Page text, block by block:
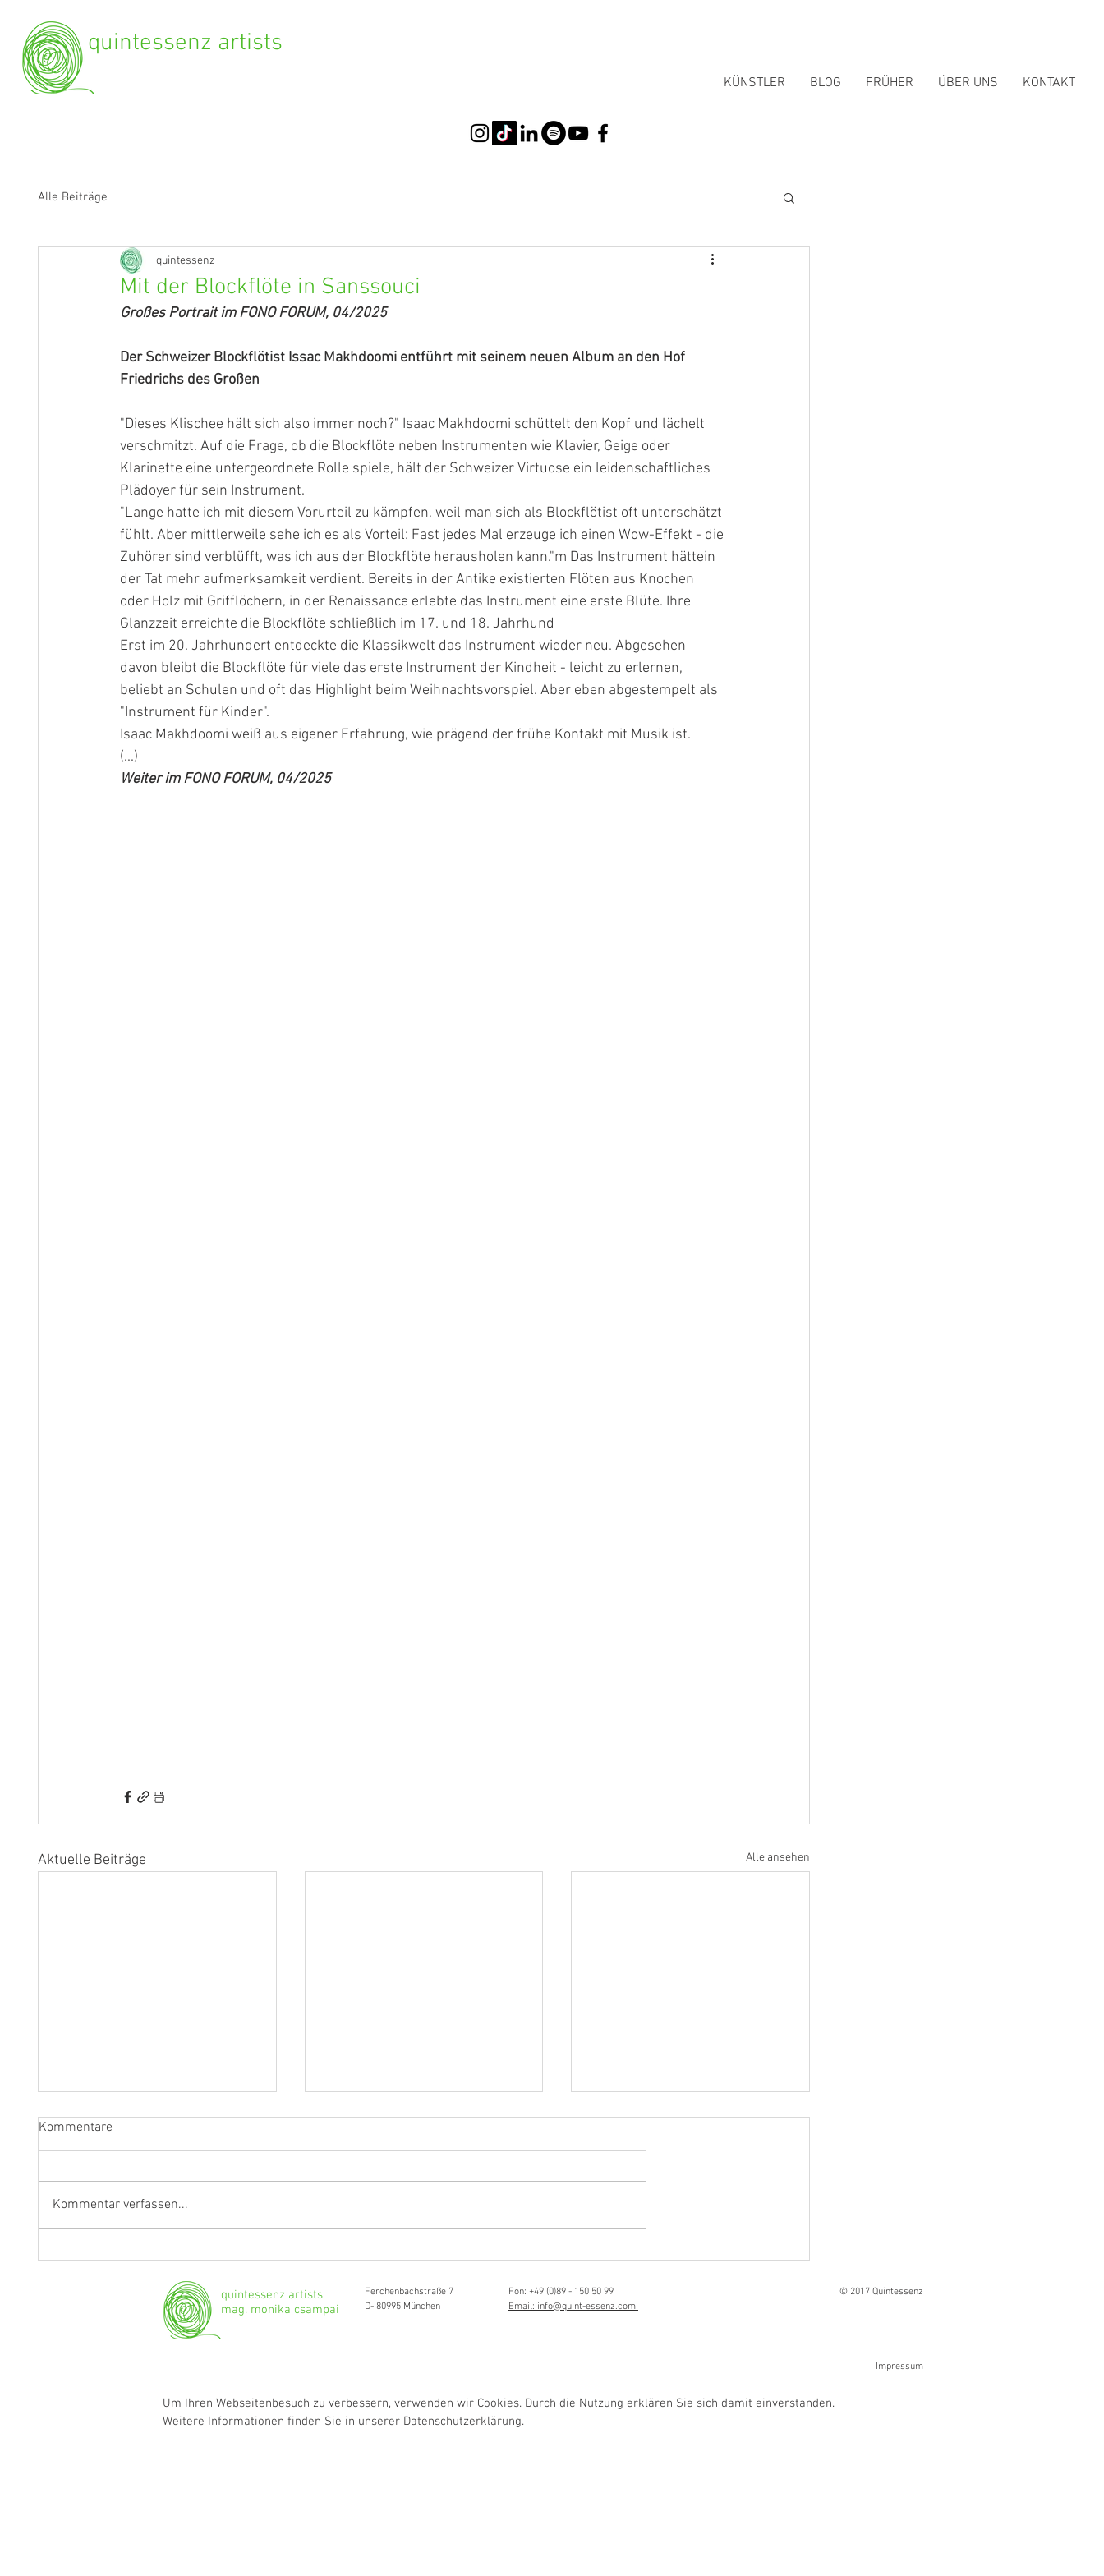
quintessenz artists
KÜNSTLER BLOG FRÜHER ÜBER UNS KONTAKT
Alle Beiträge
Mit der Blockflöte in Sanssouci
quintessenz
Großes Portrait im FONO FORUM, 04/2025
Der Schweizer Blockflötist Issac Makhdoomi entführt mit seinem neuen Album an den Hof
Friedrichs des Großen
"Dieses Klischee hält sich also immer noch?" Isaac Makhdoomi schüttelt den Kopf und lächelt
verschmitzt. Auf die Frage, ob die Blockflöte neben Instrumenten wie Klavier, Geige oder
Klarinette eine untergeordnete Rolle spiele, hält der Schweizer Virtuose ein leidenschaftliches
Plädoyer für sein Instrument.
"Lange hatte ich mit diesem Vorurteil zu kämpfen, weil man sich als Blockflötist oft unterschätzt
fühlt. Aber mittlerweile sehe ich es als Vorteil: Fast jedes Mal erzeuge ich einen Wow-Effekt - die
Zuhörer sind verblüfft, was ich aus der Blockflöte herausholen kann."m Das Instrument hättein
der Tat mehr aufmerksamkeit verdient. Bereits in der Antike existierten Flöten aus Knochen
oder Holz mit Grifflöchern, in der Renaissance erlebte das Instrument eine erste Blüte. Ihre
Glanzzeit erreichte die Blockflöte schließlich im 17. und 18. Jahrhund
Erst im 20. Jahrhundert entdeckte die Klassikwelt das Instrument wieder neu. Abgesehen
davon bleibt die Blockflöte für viele das erste Instrument der Kindheit - leicht zu erlernen,
beliebt an Schulen und oft das Highlight beim Weihnachtsvorspiel. Aber eben abgestempelt als
"Instrument für Kinder".
Isaac Makhdoomi weiß aus eigener Erfahrung, wie prägend der frühe Kontakt mit Musik ist.
(...)
Weiter im FONO FORUM, 04/2025
Aktuelle Beiträge Alle ansehen
Kommentare
Kommentar verfassen...
quintessenz artists
mag. monika csampai
Ferchenbachstraße 7
D- 80995 München
Fon: +49 (0)89 - 150 50 99
Email: info@quint-essenz.com
© 2017 Quintessenz
Impressum
Um Ihren Webseitenbesuch zu verbessern, verwenden wir Cookies. Durch die Nutzung erklären Sie sich damit einverstanden.
Weitere Informationen finden Sie in unserer Datenschutzerklärung.